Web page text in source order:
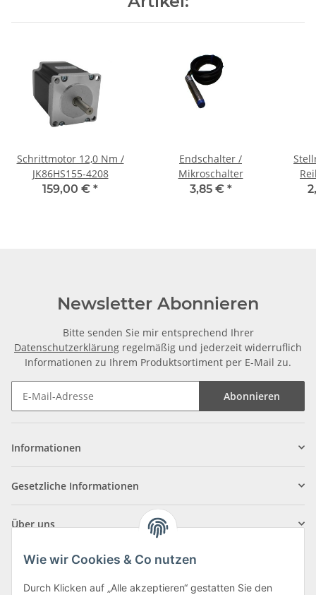
Schrittmotor 12,0 Nm /
JK86HS155-4208
159,00 € *
Endschalter /
Mikroschalter
3,85 € *
Newsletter Abonnieren
Bitte senden Sie mir entsprechend Ihrer
Datenschutzerklärung regelmäßig und jederzeit widerruflich
Informationen zu Ihrem Produktsortiment per E-Mail zu.
Abonnieren
Informationen
Gesetzliche Informationen
Über uns
Wie wir Cookies & Co nutzen
Durch Klicken auf „Alle akzeptieren“ gestatten Sie den